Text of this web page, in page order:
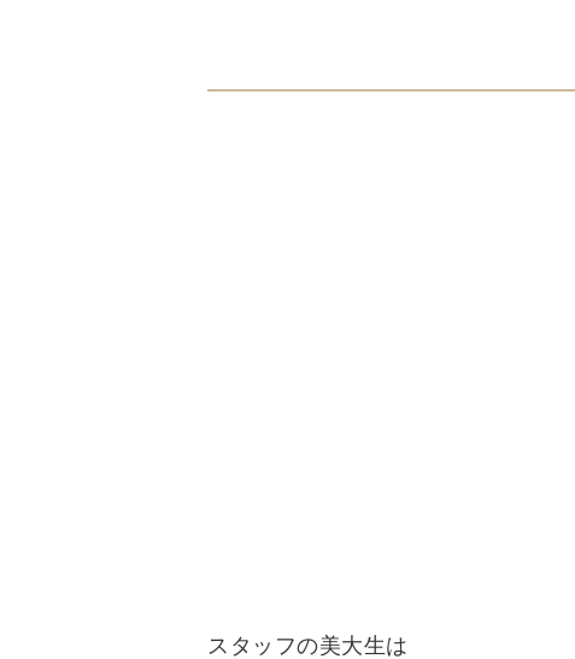
スタッフの美大生は